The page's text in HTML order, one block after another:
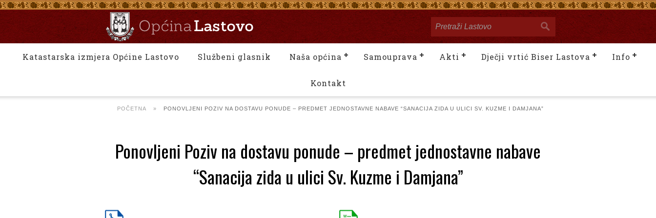
Katastarska izmjera Općine Lastovo Službeni glasnik Naša općina Samouprava Akti Dječji vrtić Biser Lastova Info
Kontakt
POČETNA » PONOVLJENI POZIV NA DOSTAVU PONUDE – PREDMET JEDNOSTAVNE NABAVE “SANACIJA ZIDA U ULICI SV. KUZME I DAMJANA”
Ponovljeni Poziv na dostavu ponude – predmet jednostavne nabave
“Sanacija zida u ulici Sv. Kuzme i Damjana”